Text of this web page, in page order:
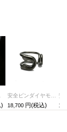
18,700